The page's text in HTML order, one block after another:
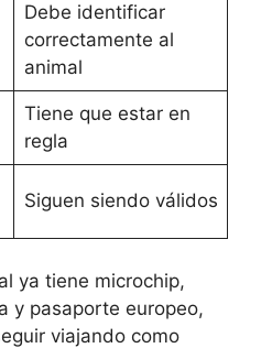
Debe identificar
correctamente al
animal
Tiene que estar en
regla
Siguen siendo válidos
ya tiene microchip,
y pasaporte europeo,
viajando como